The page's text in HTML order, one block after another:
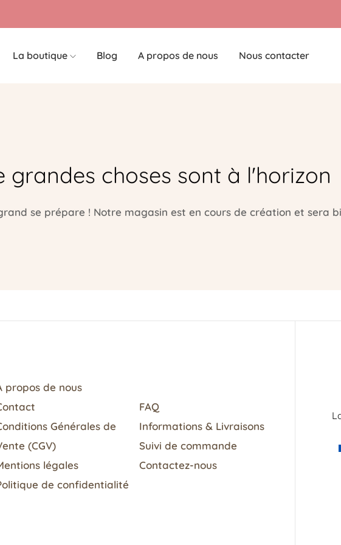
La boutique Blog A propos de nous Nous contacter
grandes choses sont à l'horizon
se prépare ! Notre magasin est en cours de création et sera
propos de nous
Générales de
(CGV)
légales
de confidentialité
FAQ
Informations & Livraisons​
Suivi de commande
Contactez-nous